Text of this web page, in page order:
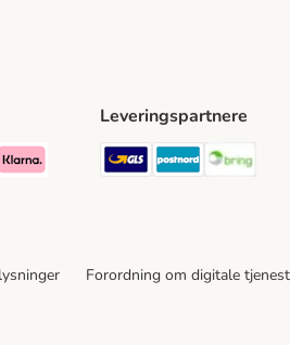
MethodMethod
Payment Method
Leveringspartnere
GLS Shipping Method
Postnord
Forordning om digitale